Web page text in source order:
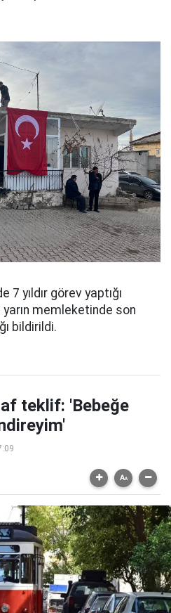
7 yıldır görev yaptığı
memleketinde son
bildirildi.
teklif: 'Bebeğe